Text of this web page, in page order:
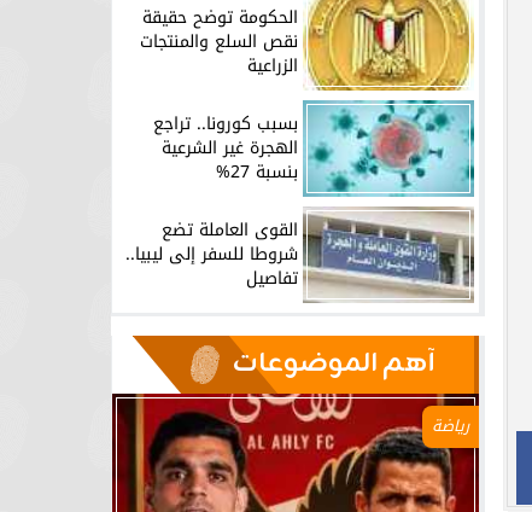
الحكومة توضح حقيقة
نقص السلع والمنتجات
الزراعية
بسبب كورونا.. تراجع
الهجرة غير الشرعية
بنسبة 27%
القوى العاملة تضع
شروطا للسفر إلى ليبيا..
تفاصيل
آهم الموضوعات
رياضة